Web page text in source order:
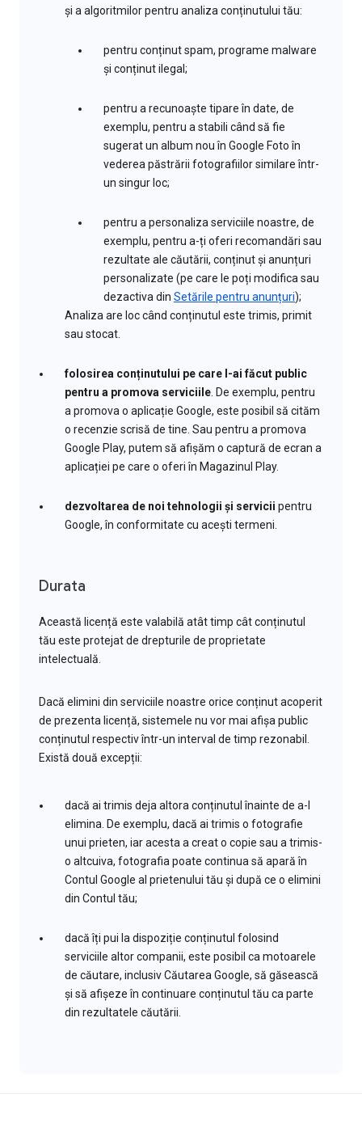
și a algoritmilor pentru analiza conținutului tău:
pentru conținut spam, programe malware
și conținut ilegal;
pentru a recunoaște tipare în date, de
exemplu, pentru a stabili când să fie
sugerat un album nou în Google Foto în
vederea păstrării fotografiilor similare într-
un singur loc;
pentru a personaliza serviciile noastre, de
exemplu, pentru a-ți oferi recomandări sau
rezultate ale căutării, conținut și anunțuri
personalizate (pe care le poți modifica sau
dezactiva din Setările pentru anunțuri);
Analiza are loc când conținutul este trimis, primit
sau stocat.
folosirea conținutului pe care l-ai făcut public
pentru a promova serviciile. De exemplu, pentru
a promova o aplicație Google, este posibil să cităm
o recenzie scrisă de tine. Sau pentru a promova
Google Play, putem să afișăm o captură de ecran a
aplicației pe care o oferi în Magazinul Play.
dezvoltarea de noi tehnologii și servicii pentru
Google, în conformitate cu acești termeni.
Durata
Această licență este valabilă atât timp cât conținutul
tău este protejat de drepturile de proprietate
intelectuală.
Dacă elimini din serviciile noastre orice conținut acoperit
de prezenta licență, sistemele nu vor mai afișa public
conținutul respectiv într-un interval de timp rezonabil.
Există două excepții:
dacă ai trimis deja altora conținutul înainte de a-l
elimina. De exemplu, dacă ai trimis o fotografie
unui prieten, iar acesta a creat o copie sau a trimis-
o altcuiva, fotografia poate continua să apară în
Contul Google al prietenului tău și după ce o elimini
din Contul tău;
dacă îți pui la dispoziție conținutul folosind
serviciile altor companii, este posibil ca motoarele
de căutare, inclusiv Căutarea Google, să găsească
și să afișeze în continuare conținutul tău ca parte
din rezultatele căutării.